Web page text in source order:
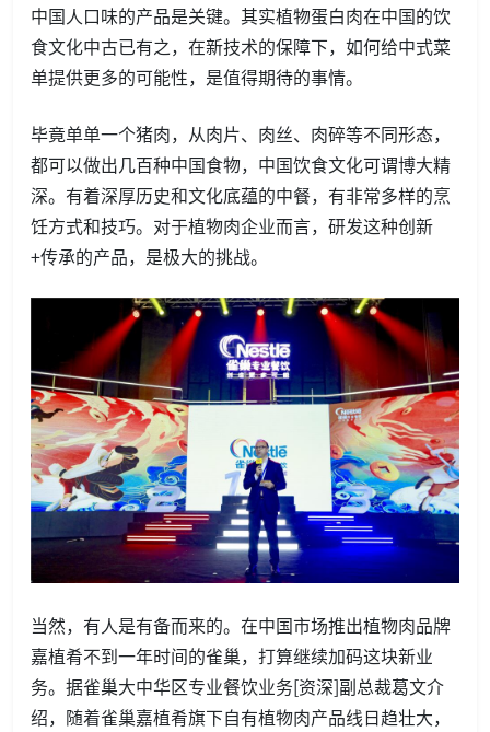
中国人口味的产品是关键。其实植物蛋白肉在中国的饮
食文化中古已有之，在新技术的保障下，如何给中式菜
单提供更多的可能性，是值得期待的事情。
毕竟单单一个猪肉，从肉片、肉丝、肉碎等不同形态，
都可以做出几百种中国食物，中国饮食文化可谓博大精
深。有着深厚历史和文化底蕴的中餐，有非常多样的烹
饪方式和技巧。对于植物肉企业而言，研发这种创新
+传承的产品，是极大的挑战。
当然，有人是有备而来的。在中国市场推出植物肉品牌
嘉植肴不到一年时间的雀巢，打算继续加码这块新业
务。据雀巢大中华区专业餐饮业务[资深]副总裁葛文介
绍，随着雀巢嘉植肴旗下自有植物肉产品线日趋壮大，